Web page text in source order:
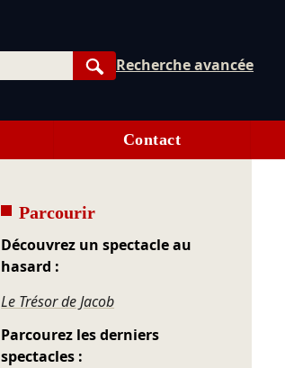
Rechercher
Recherche avancée
Contact
Parcourir
Découvrez un spectacle au
hasard :
Le Trésor de Jacob
Parcourez les derniers
spectacles :